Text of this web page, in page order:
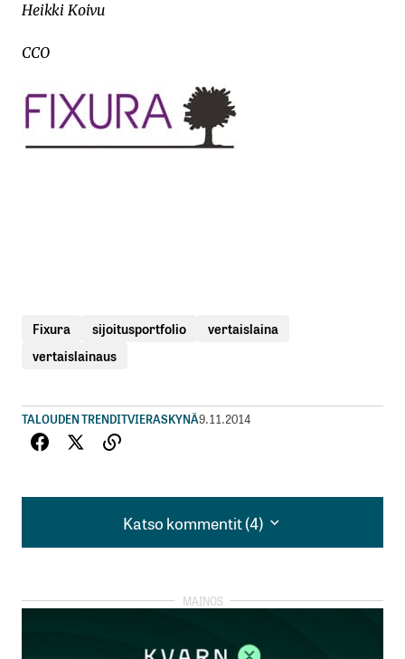
Heikki Koivu
CCO
Fixura sijoitusportfolio
vertaislaina
vertaislainaus
TALOUDEN TRENDITVIERASKYNÄ9.11.2014
Katso kommentit (4)
Katso kommentit (4)
huomattavan epävarmaa. Eräässä blogissa
vain 2 sovitusti takaisin korkoineen. Loput 8 olivat